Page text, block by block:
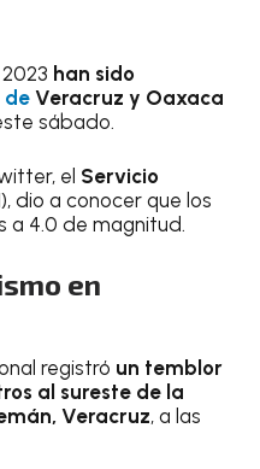
han sido
de Veracruz y Oaxaca
sábado.
el Servicio
dio a conocer que los
a 4.0 de magnitud.
en
registró un temblor
al sureste de la
Veracruz, a las